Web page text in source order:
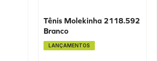
Tênis Molekinha 2118.592
Branco
LANÇAMENTOS